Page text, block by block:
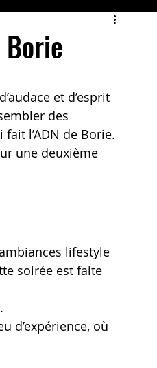
et d’esprit
des
l’ADN de Borie.
une deuxième
lifestyle
soirée est faite
d’expérience, où